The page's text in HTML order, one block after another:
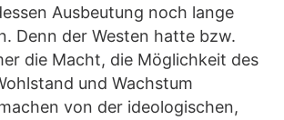
Ausbeutung noch lange
Denn der Westen hatte bzw.
die Macht, die Möglichkeit des
und Wachstum
von der ideologischen,